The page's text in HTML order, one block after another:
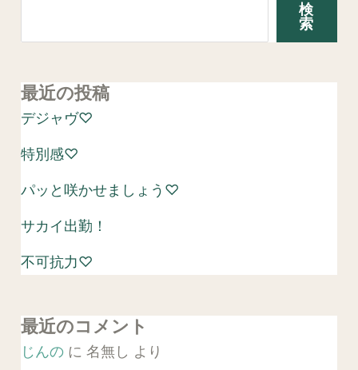
検
索
最近の投稿
デジャヴ♡
特別感♡
パッと咲かせましょう♡
サカイ出勤！
不可抗力♡
最近のコメント
じんのに 名無し より